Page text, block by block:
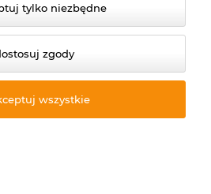
tylko niezbędne
zgody
wszystkie